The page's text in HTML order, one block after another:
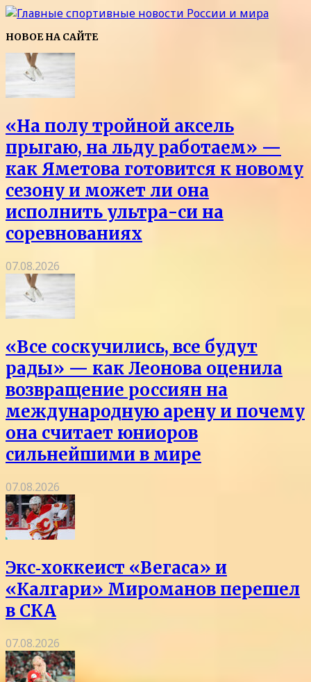
НОВОЕ НА САЙТЕ
«На полу тройной аксель
прыгаю, на льду работаем» —
как Яметова готовится к новому
сезону и может ли она
исполнить ультра-си на
соревнованиях
07.08.2026
«Все соскучились, все будут
рады» — как Леонова оценила
возвращение россиян на
международную арену и почему
она считает юниоров
сильнейшими в мире
07.08.2026
Экс‑хоккеист «Вегаса» и
«Калгари» Мироманов перешел
в СКА
07.08.2026